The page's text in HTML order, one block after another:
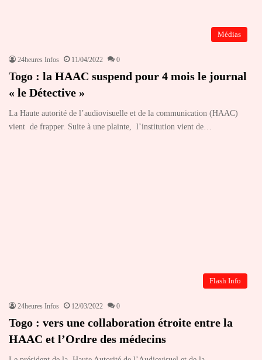
Médias
24heures Infos 11/04/2022 0
Togo : la HAAC suspend pour 4 mois le journal
« le Détective »
La Haute autorité de l’audiovisuelle et de la communication (HAAC)
vient de frapper. Suite à une plainte, l’institution vient de…
Flash Info
24heures Infos 12/03/2022 0
Togo : vers une collaboration étroite entre la
HAAC et l’Ordre des médecins